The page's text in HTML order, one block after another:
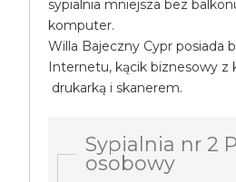
sypialnia mniejsza bez
komputer.
Willa Bajeczny Cypr posiada
Internetu, kącik biznesowy
drukarką i skanerem.
Sypialnia nr 2
osobowy